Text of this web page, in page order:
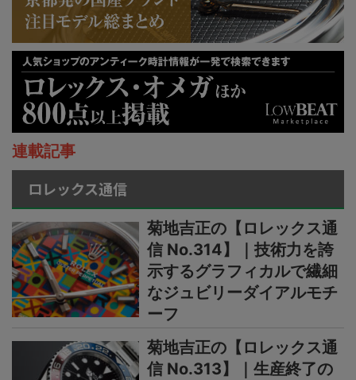
連載記事
ロレックス通信
菊地吉正の【ロレックス通
信 No.314】｜技術力を誇
示するグラフィカルで繊細
なジュビリーダイアルモチ
ーフ
菊地吉正の【ロレックス通
信 No.313】｜生産終了の